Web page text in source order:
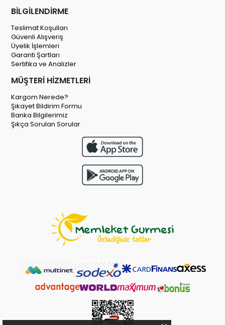
BİLGİLENDİRME
Teslimat Koşulları
Güvenli Alışveriş
Üyelik İşlemleri
Garanti Şartları
Sertifika ve Analizler
MÜŞTERİ HİZMETLERİ
Kargom Nerede?
Şikayet Bildirim Formu
Banka Bilgilerimiz
Şıkça Sorulan Sorular